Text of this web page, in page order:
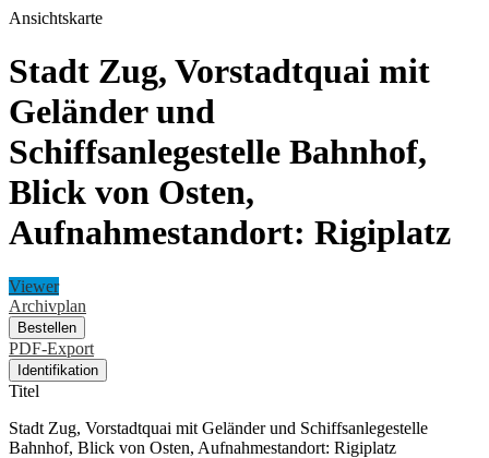
Ansichtskarte
Stadt Zug, Vorstadtquai mit
Geländer und
Schiffsanlegestelle Bahnhof,
Blick von Osten,
Aufnahmestandort: Rigiplatz
Viewer
Archivplan
Bestellen
PDF-Export
Identifikation
Titel
Stadt Zug, Vorstadtquai mit Geländer und Schiffsanlegestelle
Bahnhof, Blick von Osten, Aufnahmestandort: Rigiplatz